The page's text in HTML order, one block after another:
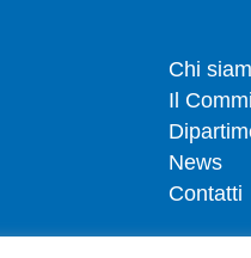
Chi
Il
News
Contatti